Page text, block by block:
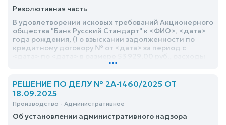
Резолютивная часть
В удовлетворении исковых требований Акционерного
общества "Банк Русский Стандарт" к <ФИО>, <дата>
года рождения, () о взыскании задолженности по
кредитному договору № от <дата> за период с
по оплате госпошлины в размере 4 000,00 руб.,
...
РЕШЕНИЕ ПО ДЕЛУ № 2А-1460/2025 ОТ
18.09.2025
Производство - Административное
Об установлении административного надзора